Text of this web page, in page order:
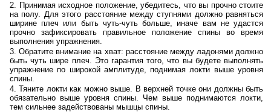
Принимая исходное положение, убедитесь, что вы прочно стоите
на полу. Для этого расстояние между ступнями должно равняться
ширине плеч или быть чуть-чуть больше, иначе вам не удастся
прочно зафиксировать правильное положение спины во время
выполнения упражнения.
Обратите внимание на хват: расстояние между ладонями должно
быть чуть шире плеч. Это гарантия того, что вы будете выполнять
упражнение по широкой амплитуде, поднимая локти выше уровня
спины.
Тяните локти как можно выше. В верхней точке они должны быть
обязательно выше уровня спины. Чем выше поднимаются локти,
тем сильнее задействованы мышцы спины.